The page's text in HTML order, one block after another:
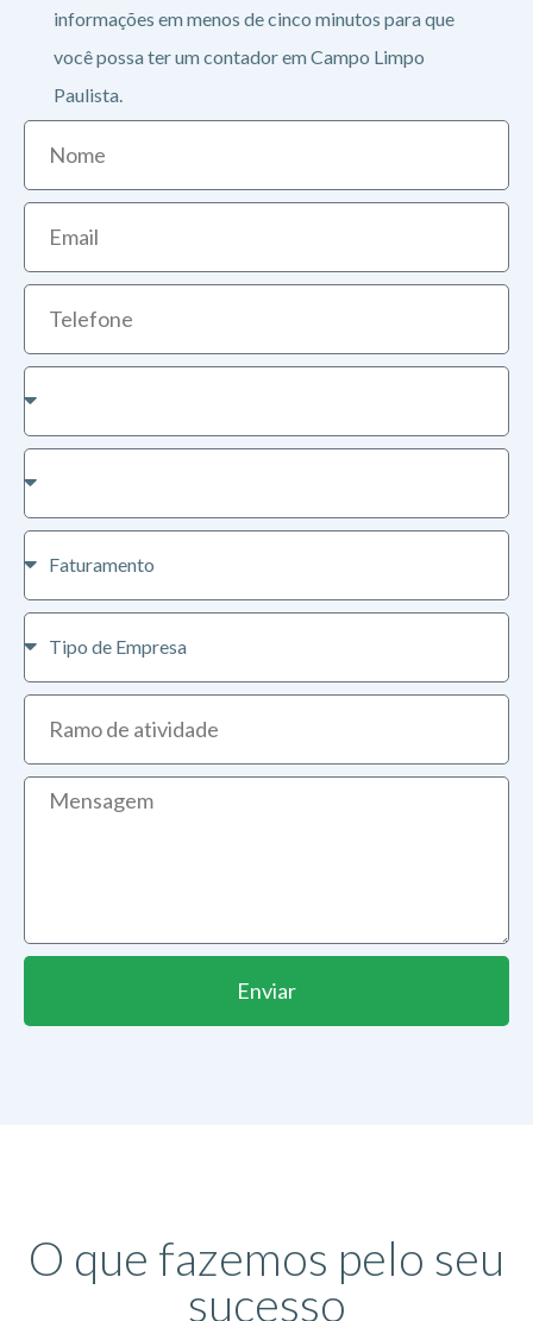
informações em menos de cinco minutos para que
você possa ter um contador em Campo Limpo
Paulista.
Enviar
O que fazemos pelo seu
sucesso​